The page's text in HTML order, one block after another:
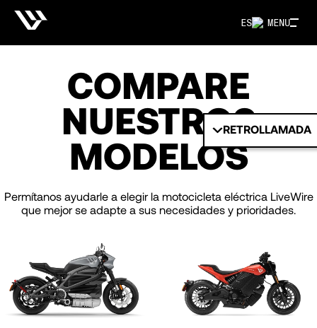
MENU
ES
RETROLLAMADA
COMPARE
NUESTROS
MODELOS
Permítanos ayudarle a elegir la motocicleta eléctrica LiveWire
que mejor se adapte a sus necesidades y prioridades.